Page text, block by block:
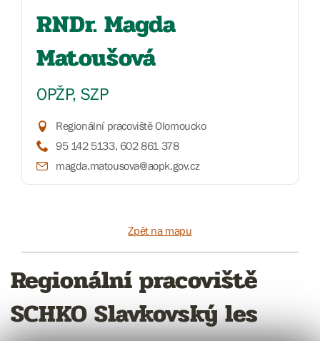
RNDr. Magda
Matoušová
OPŽP, SZP
Regionální pracoviště Olomoucko
95 142 5133, 602 861 378
magda.matousova@aopk.gov.cz
Zpět na mapu
Regionální pracoviště
SCHKO Slavkovský les